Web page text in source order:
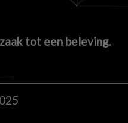
tot een beleving.